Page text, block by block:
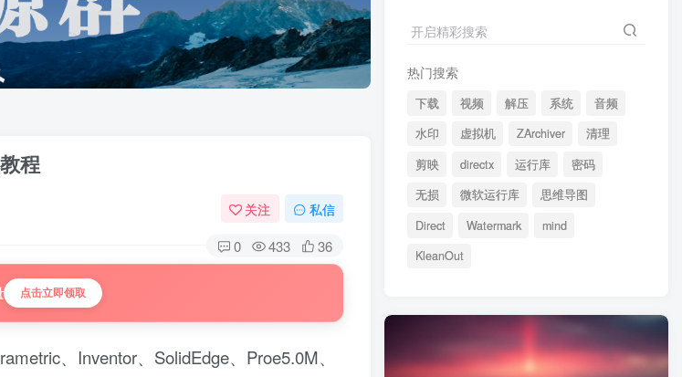
程
关注 私信
0 433 36
点击立即领取
、Inventor、SolidEdge、Proe5.0M、
开启精彩搜索
热门搜索
下载 视频 解压 系统
音频
水印
虚拟机 ZArchiver
清理
剪映
directx 运行库
密码
无损
微软运行库
思维导图
Direct
Watermark
mind
KleanOut